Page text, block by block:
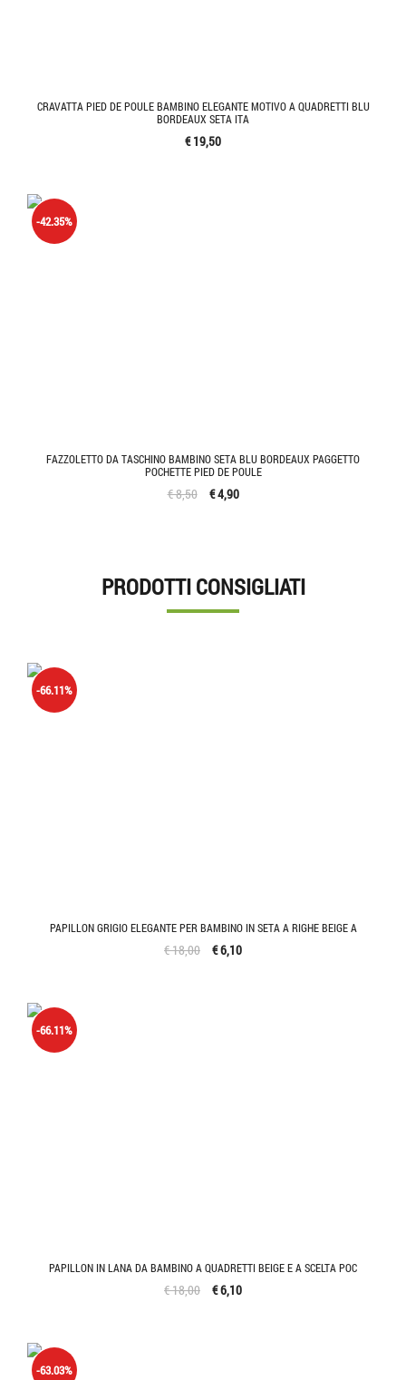
CRAVATTA PIED DE POULE BAMBINO ELEGANTE MOTIVO A QUADRETTI BLU
BORDEAUX SETA ITA
€ 19,50
FAZZOLETTO DA TASCHINO BAMBINO SETA BLU BORDEAUX PAGGETTO
POCHETTE PIED DE POULE
€ 8,50
-42.35%
€ 4,90
PRODOTTI CONSIGLIATI
PAPILLON GRIGIO ELEGANTE PER BAMBINO IN SETA A RIGHE BEIGE A
-66.11%
€ 18,00 € 6,10
PAPILLON IN LANA DA BAMBINO A QUADRETTI BEIGE E A SCELTA POC
-66.11%
€ 18,00 € 6,10
-63.03%